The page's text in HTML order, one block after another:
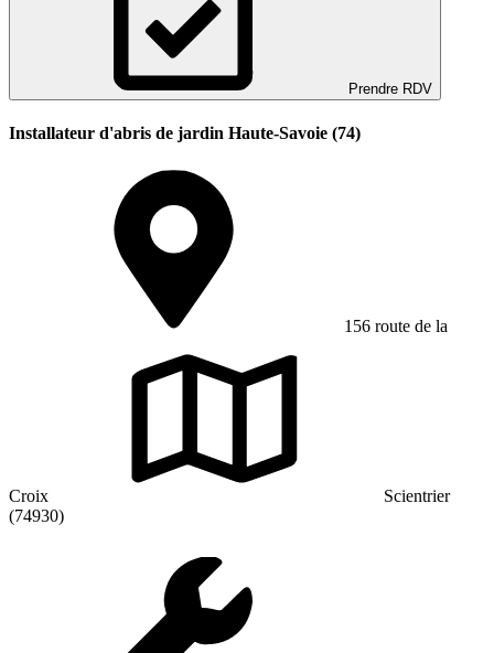
Prendre RDV
Installateur d'abris de jardin Haute-Savoie (74)
156 route de la
Croix
Scientrier
(74930)